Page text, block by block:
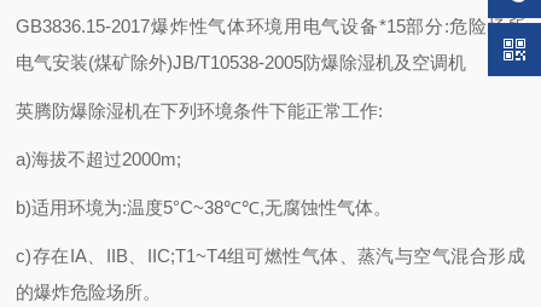
GB3836.15-2017爆炸性气体环境用电气设备*15部分:危险场所
电气安装(煤矿除外)JB/T10538-2005防爆除湿机及空调机
英腾防爆除湿机在下列环境条件下能正常工作:
a)海拔不超过2000m;
b)适用环境为:温度5°C~38℃℃,无腐蚀性气体。
c)存在IA、IIB、IIC;T1~T4组可燃性气体、蒸汽与空气混合形成
的爆炸危险场所。